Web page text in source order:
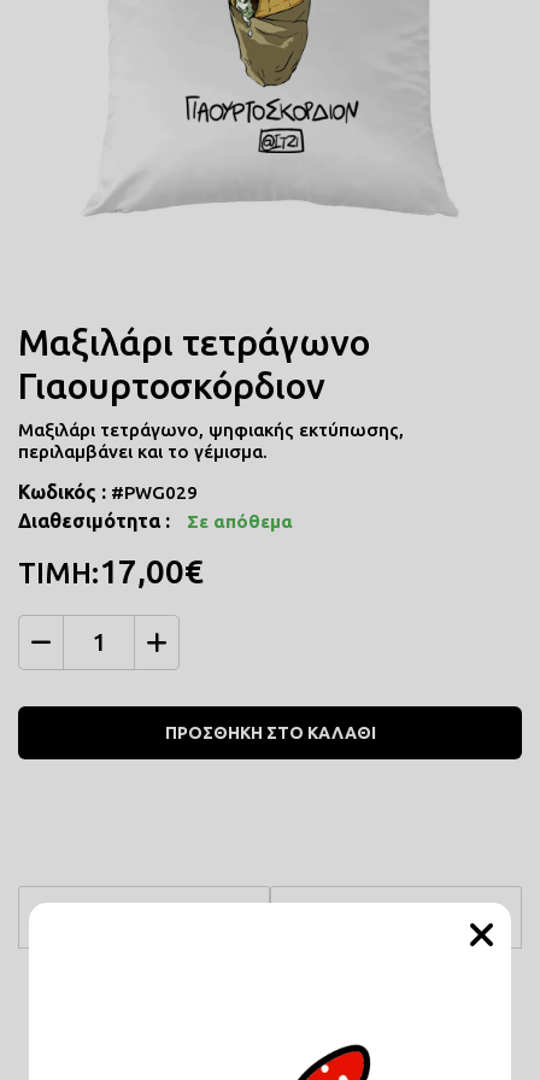
ΚΑΣΕΤΙΝΕΣ
Μαξιλάρι τετράγωνο
Γιαουρτοσκόρδιον
Μαξιλάρι τετράγωνο, ψηφιακής εκτύπωσης,
περιλαμβάνει και το γέμισμα.
Κωδικός : #PWG029
Διαθεσιμότητα : Σε απόθεμα
ΤΙΜΗ:17,00€
ΠΡΟΣΘΗΚΗ ΣΤΟ ΚΑΛΑΘΙ